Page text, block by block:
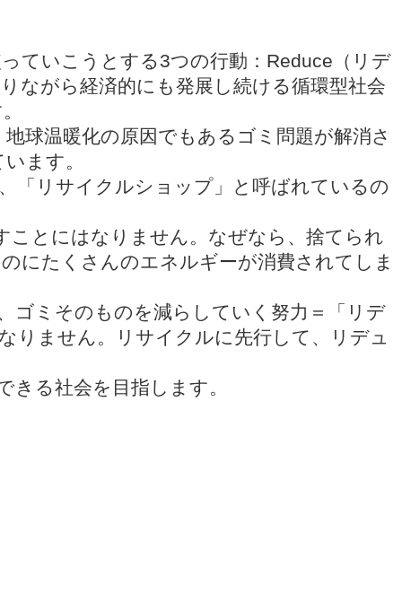
ていこうとする3つの行動：Reduce（リデ
ながら経済的にも発展し続ける循環型社会
球温暖化の原因でもあるゴミ問題が解消さ
ます。
「リサイクルショップ」と呼ばれているの
とにはなりません。なぜなら、捨てられ
にたくさんのエネルギーが消費されてしま
ゴミそのものを減らしていく努力＝「リデ
りません。リサイクルに先行して、リデュ
る社会を目指します。